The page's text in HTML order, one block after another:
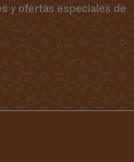
y ofertas especiales de